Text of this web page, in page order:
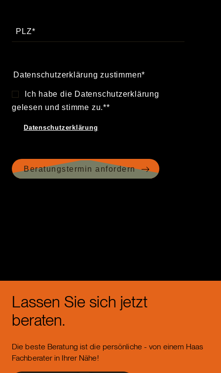
Lassen Sie sich jetzt
beraten.
Die beste Beratung ist die persönliche - von einem Haas
Fachberater in Ihrer Nähe!